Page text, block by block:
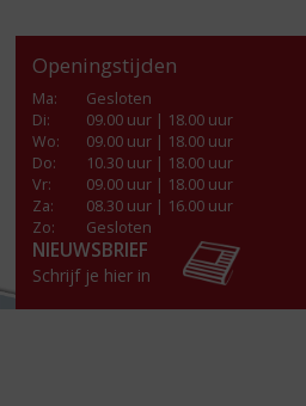
Openingstijden
Ma:
Gesloten
Di:
09.00 uur | 18.00 uur
Wo:
09.00 uur | 18.00 uur
Do:
10.30 uur | 18.00 uur
Vr:
09.00 uur | 18.00 uur
Za:
08.30 uur | 16.00 uur
Zo:
Gesloten
NIEUWSBRIEF
Schrijf je hier in